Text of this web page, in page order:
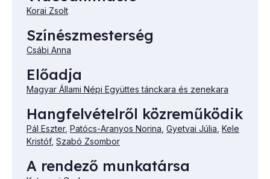
Korai Zsolt
Színészmesterség
Csábi Anna
Előadja
Magyar Állami Népi Együttes tánckara és zenekara
Hangfelvételről közreműködik
Pál Eszter, Patócs-Aranyos Norina Gyetvai Júlia Kele
Kristóf, Szabó Zsombor
A rendező munkatársa